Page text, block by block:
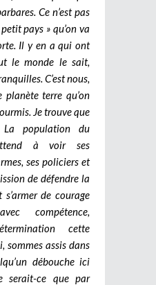
Ce n’est pas
pays » qu’on va
Il y en a qui ont
le monde le sait,
C’est nous,
planète terre qu’on
Je trouve que
La population du
à voir ses
ses policiers et
de défendre la
s’armer de courage
compétence,
cette
sommes assis dans
débouche ici
serait-ce que par